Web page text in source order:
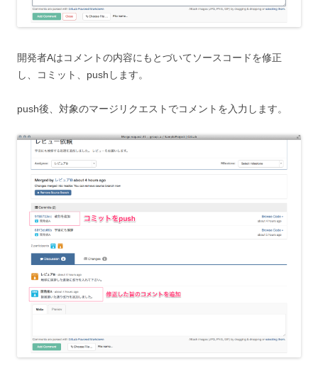
開発者Aはコメントの内容にもとづいてソースコードを修正
し、コミット、pushします。
push後、対象のマージリクエストでコメントを入力します。